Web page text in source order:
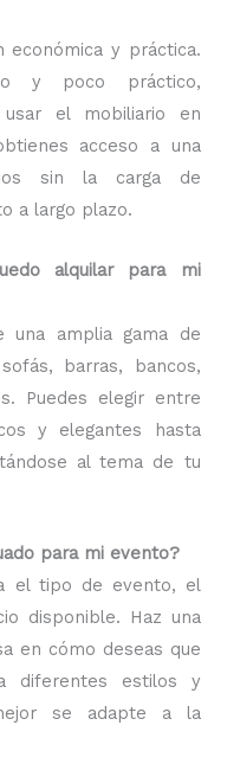
económica y práctica.
y poco práctico,
el mobiliario en
acceso a una
sin la carga de
a largo plazo.
alquilar para mi
una amplia gama de
barras, bancos,
Puedes elegir entre
y elegantes hasta
al tema de tu
para mi evento?
el tipo de evento, el
disponible. Haz una
en cómo deseas que
diferentes estilos y
se adapte a la